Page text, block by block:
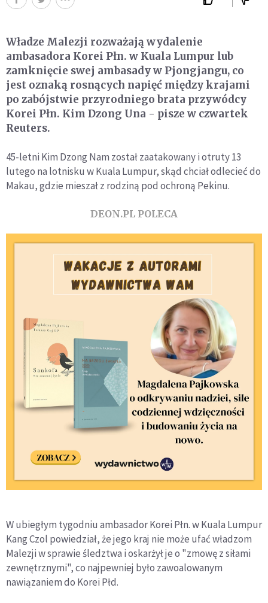
Władze Malezji rozważają wydalenie
ambasadora Korei Płn. w Kuala Lumpur lub
zamknięcie swej ambasady w Pjongjangu, co
jest oznaką rosnących napięć między krajami
po zabójstwie przyrodniego brata przywódcy
Korei Płn. Kim Dzong Una - pisze w czwartek
Reuters.
45-letni Kim Dzong Nam został zaatakowany i otruty 13
lutego na lotnisku w Kuala Lumpur, skąd chciał odlecieć do
Makau, gdzie mieszał z rodziną pod ochroną Pekinu.
DEON.PL POLECA
W ubiegłym tygodniu ambasador Korei Płn. w Kuala Lumpur
Kang Czol powiedział, że jego kraj nie może ufać władzom
Malezji w sprawie śledztwa i oskarżył je o "zmowę z siłami
zewnętrznymi", co najpewniej było zawoalowanym
nawiązaniem do Korei Płd.